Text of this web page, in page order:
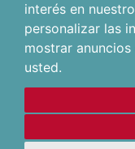
interés en
personalizar las
mostrar
usted.